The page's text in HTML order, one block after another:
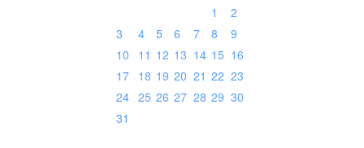
1
2
3
4 5 6 7 8
9
10
11 12 13 14 15 16
17
18 19 20 21 22 23
24 25 26 27 28 29 30
31